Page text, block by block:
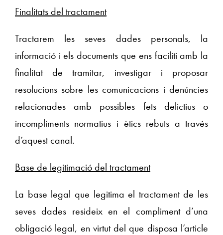
Finalitats del tractament
Tractarem les seves dades personals, la
informació i els documents que ens faciliti amb la
finalitat de tramitar, investigar i proposar
resolucions sobre les comunicacions i denúncies
relacionades amb possibles fets delictius o
incompliments normatius i ètics rebuts a través
d’aquest canal.
Base de legitimació del tractament
La base legal que legitima el tractament de les
seves dades resideix en el compliment d’una
obligació legal, en virtut del que disposa l’article